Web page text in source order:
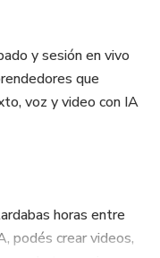
y sesión en vivo
que
voz y video con IA
horas entre
podés crear videos,